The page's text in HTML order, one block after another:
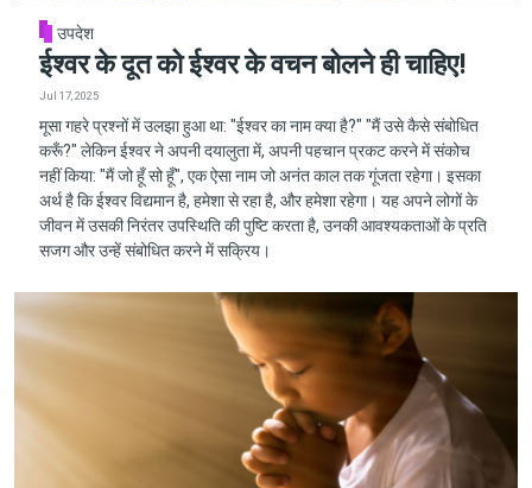
उपदेश
ईश्वर के दूत को ईश्वर के वचन बोलने ही चाहिए!
Jul 17, 2025
मूसा गहरे प्रश्नों में उलझा हुआ था: "ईश्वर का नाम क्या है?" "मैं उसे कैसे संबोधित
करूँ?" लेकिन ईश्वर ने अपनी दयालुता में, अपनी पहचान प्रकट करने में संकोच
नहीं किया: "मैं जो हूँ सो हूँ", एक ऐसा नाम जो अनंत काल तक गूंजता रहेगा। इसका
अर्थ है कि ईश्वर विद्यमान है, हमेशा से रहा है, और हमेशा रहेगा। यह अपने लोगों के
जीवन में उसकी निरंतर उपस्थिति की पुष्टि करता है, उनकी आवश्यकताओं के प्रति
सजग और उन्हें संबोधित करने में सक्रिय।